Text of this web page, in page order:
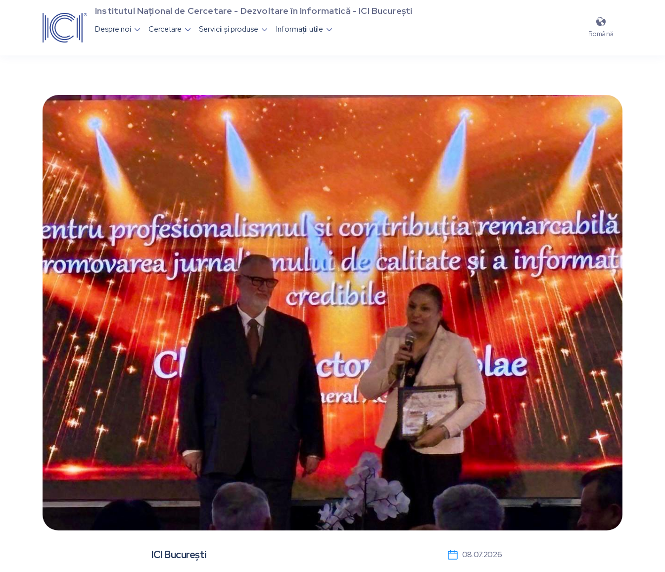
Institutul Național de Cercetare - Dezvoltare în Informatică - ICI București
Despre noi  Cercetare  Servicii și produse  Informații utile 

Română
ICI București 08.07.2026